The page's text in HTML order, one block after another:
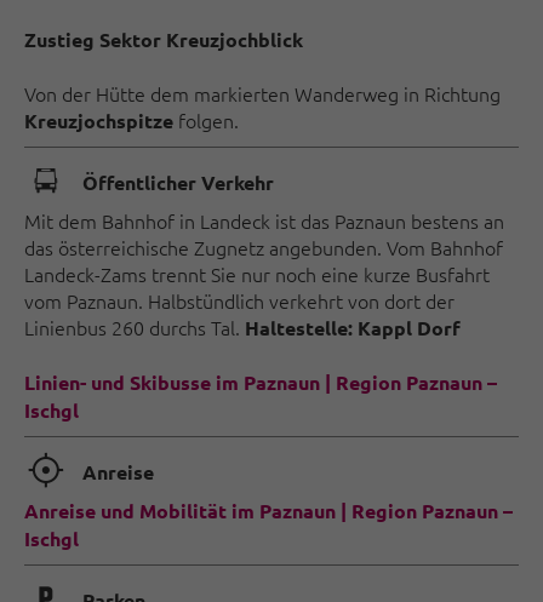
Zustieg Sektor Kreuzjochblick
Von der Hütte dem markierten Wanderweg in Richtung
Kreuzjochspitze folgen.
🕞 Öffentlicher Verkehr
Mit dem Bahnhof in Landeck ist das Paznaun bestens an
das österreichische Zugnetz angebunden. Vom Bahnhof
Landeck-Zams trennt Sie nur noch eine kurze Busfahrt
vom Paznaun. Halbstündlich verkehrt von dort der
Linienbus 260 durchs Tal. Haltestelle: Kappl Dorf
Linien- und Skibusse im Paznaun | Region Paznaun –
Ischgl
🞞
Anreise
Anreise und Mobilität im Paznaun | Region Paznaun –
Ischgl